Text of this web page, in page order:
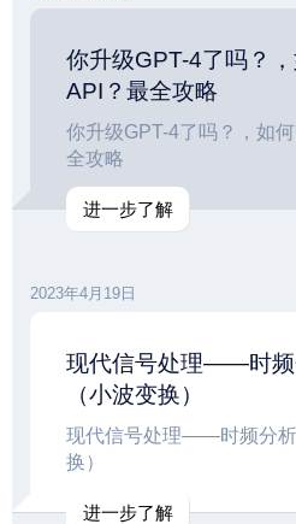
你升级GPT-4了吗？
API？最全攻略
你升级GPT-4了吗？，如
全攻略
进一步了解
2023年4月19日
现代信号处理——时频
（小波变换）
现代信号处理——时频分
换）
进一步了解